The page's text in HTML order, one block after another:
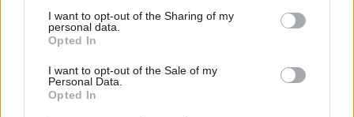
I want to opt-out of the Sharing of my
personal data.
Opted In
I want to opt-out of the Sale of my
Personal Data.
Opted In
το πρωινό ξύπνημα. Στο μεσοδιάστημα θα έχει
ξυπνήσει καλά ο οργανισμός σας και θα έχετε
το πρωινό σας.
Φωτογραφία: iStock